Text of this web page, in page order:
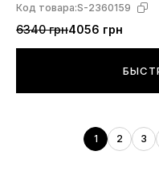
Код товара:S-2360159
6340 грн4056 грн
1 2 3